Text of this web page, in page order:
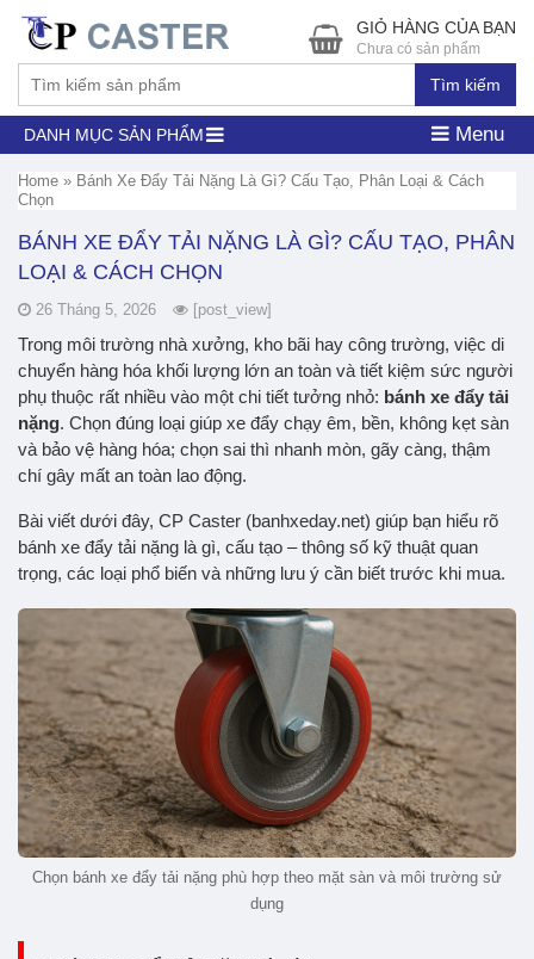
Tìm kiếm
GIỎ HÀNG CỦA BẠN
Chưa có sản phẩm
DANH MỤC SẢN PHẨM Menu
Home » Bánh Xe Đẩy Tải Nặng Là Gì? Cấu Tạo, Phân Loại & Cách
Chọn
BÁNH XE ĐẨY TẢI NẶNG LÀ GÌ? CẤU TẠO, PHÂN
LOẠI & CÁCH CHỌN
26 Tháng 5, 2026 [post_view]
Trong môi trường nhà xưởng, kho bãi hay công trường, việc di
chuyển hàng hóa khối lượng lớn an toàn và tiết kiệm sức người
phụ thuộc rất nhiều vào một chi tiết tưởng nhỏ: bánh xe đẩy tải
nặng. Chọn đúng loại giúp xe đẩy chạy êm, bền, không kẹt sàn
và bảo vệ hàng hóa; chọn sai thì nhanh mòn, gãy càng, thậm
chí gây mất an toàn lao động.
Bài viết dưới đây, CP Caster (banhxeday.net) giúp bạn hiểu rõ
bánh xe đẩy tải nặng là gì, cấu tạo – thông số kỹ thuật quan
trọng, các loại phổ biến và những lưu ý cần biết trước khi mua.
Chọn bánh xe đẩy tải nặng phù hợp theo mặt sàn và môi trường sử
dụng